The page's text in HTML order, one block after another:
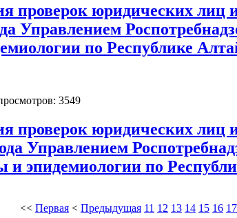
проверок юридических лиц
Управлением
по Республике
3549
проверок юридических лиц
Управлением
и эпидемиологии по
<< Первая < Предыдущая 11 12 13 14 15 16 17